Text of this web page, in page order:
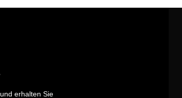
erhalten Sie